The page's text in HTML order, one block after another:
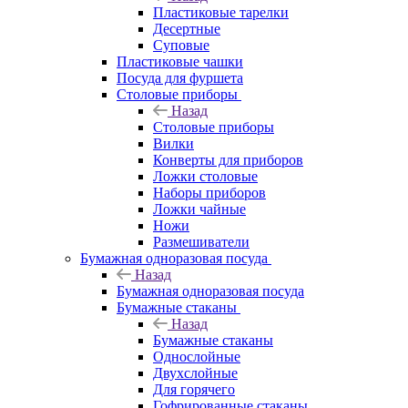
Пластиковые тарелки
Десертные
Суповые
Пластиковые чашки
Посуда для фуршета
Столовые приборы
Назад
Столовые приборы
Вилки
Конверты для приборов
Ложки столовые
Наборы приборов
Ложки чайные
Ножи
Размешиватели
Бумажная одноразовая посуда
Назад
Бумажная одноразовая посуда
Бумажные стаканы
Назад
Бумажные стаканы
Однослойные
Двухслойные
Для горячего